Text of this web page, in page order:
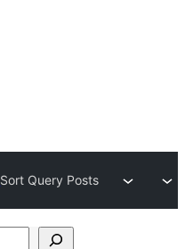
Sort Query Posts